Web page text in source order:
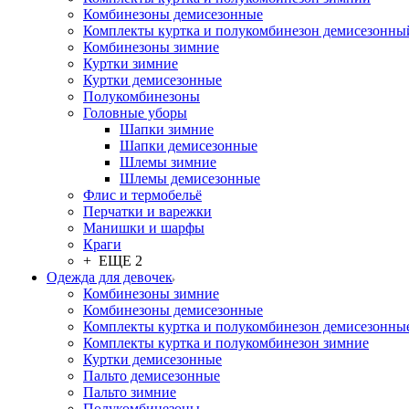
Комбинезоны демисезонные
Комплекты куртка и полукомбинезон
Комбинезоны зимние
Куртки зимние
Куртки демисезонные
Полукомбинезоны
Головные уборы
Шапки зимние
Шапки демисезонные
Шлемы зимние
Шлемы демисезонные
Флис и термобельё
Перчатки и варежки
Манишки и шарфы
Краги
+ ЕЩЕ 2
Одежда для девочек
Комбинезоны зимние
Комбинезоны демисезонные
Комплекты куртка и полукомбинезон
Комплекты куртка и полукомбинезон зимние
Куртки демисезонные
Пальто демисезонные
Пальто зимние